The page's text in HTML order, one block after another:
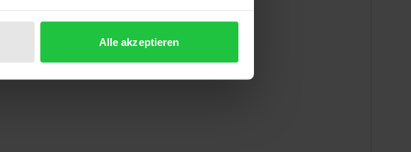
Alle akzeptieren